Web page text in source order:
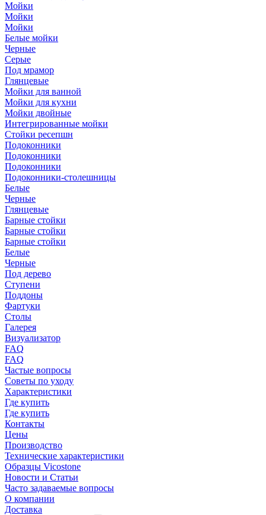
Мойки
Мойки
Мойки
Белые мойки
Черные
Серые
Под мрамор
Глянцевые
Мойки для ванной
Мойки для кухни
Мойки двойные
Интегрированные мойки
Стойки ресепшн
Подоконники
Подоконники
Подоконники
Подоконники-столешницы
Белые
Черные
Глянцевые
Барные стойки
Барные стойки
Барные стойки
Белые
Черные
Под дерево
Ступени
Поддоны
Фартуки
Столы
Галерея
Визуализатор
FAQ
FAQ
Частые вопросы
Советы по уходу
Характеристики
Где купить
Где купить
Контакты
Цены
Производство
Технические характеристики
Образцы Vicostone
Новости и Статьи
Часто задаваемые вопросы
О компании
Доставка